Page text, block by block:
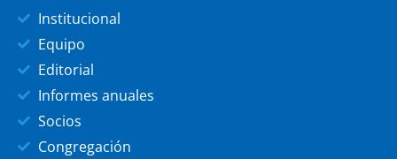
Institucional
Equipo
Editorial
Informes anuales
Socios
Congregación